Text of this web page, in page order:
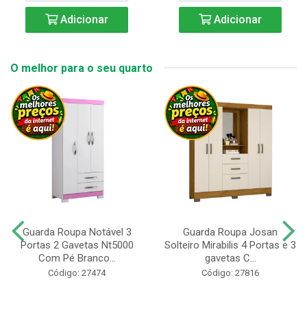
Adicionar Adicionar
O melhor para o seu quarto
Guarda Roupa Notável 3
Portas 2 Gavetas Nt5000
Com Pé Branco...
Código: 27474
Guarda Roupa Josan
Solteiro Mirabilis 4 Portas e 3
gavetas C...
Código: 27816